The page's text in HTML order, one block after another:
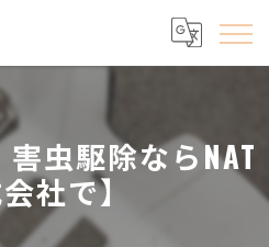
害虫駆除ならNAT
社で】